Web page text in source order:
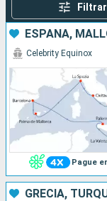
Filtrar
ESPAÑA,
Pague
Celebrity Equinox
GRECIA,